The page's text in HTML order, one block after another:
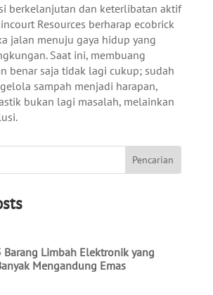
berkelanjutan dan keterlibatan aktif
Resources berharap ecobrick
jalan menuju gaya hidup yang
Saat ini, membuang
benar saja tidak lagi cukup; sudah
sampah menjadi harapan,
bukan lagi masalah, melainkan